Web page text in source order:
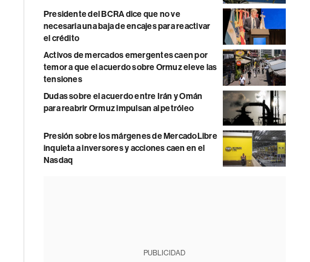
Presidente del BCRA dice que no ve
necesaria una baja de encajes para reactivar
el crédito
Activos de mercados emergentes caen por
temor a que el acuerdo sobre Ormuz eleve las
tensiones
Dudas sobre el acuerdo entre Irán y Omán
para reabrir Ormuz impulsan al petróleo
Presión sobre los márgenes de MercadoLibre
inquieta a inversores y acciones caen en el
Nasdaq
PUBLICIDAD